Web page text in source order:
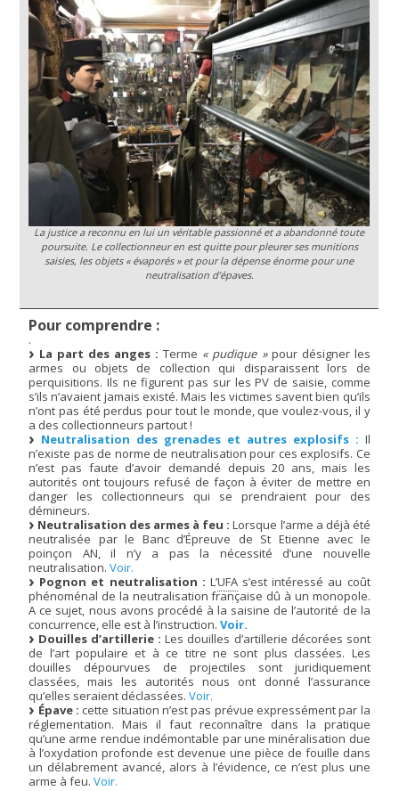
La justice a reconnu en lui un véritable passionné et a abandonné toute
poursuite. Le collectionneur en est quitte pour pleurer ses munitions
saisies, les objets « évaporés » et pour la dépense énorme pour une
neutralisation d’épaves.
Pour comprendre :
.
La part des anges :Terme « pudique »pour désigner les
armes ou objets de collection qui disparaissent lors de
perquisitions. Ils ne figurent pas sur les PV de saisie, comme
s’ils n’avaient jamais existé. Mais les victimes savent bien qu’ils
n’ont pas été perdus pour tout le monde, que voulez-vous, il y
a des collectionneurs partout !
Neutralisation des grenades et autres explosifs : Il
n’existe pas de norme de neutralisation pour ces explosifs. Ce
n’est pas faute d’avoir demandé depuis 20 ans, mais les
autorités ont toujours refusé de façon à éviter de mettre en
danger les collectionneurs qui se prendraient pour des
démineurs.
Neutralisation des armes à feu :Lorsque l’arme a déjà été
neutralisée par le Banc d’Épreuve de St Etienne avec le
poinçon AN, il n’y a pas la nécessité d’une nouvelle
neutralisation.Voir.
Pognon et neutralisation : L’UFAs’est intéressé au coût
phénoménal de la neutralisation française dû à un monopole.
A ce sujet, nous avons procédé à la saisine de l’autorité de la
concurrence, elle est à l’instruction.Voir.
Douilles d’artillerie :Les douilles d’artillerie décorées sont
de l’art populaire et à ce titre ne sont plus classées. Les
douilles dépourvues de projectiles sont juridiquement
classées, mais les autorités nous ont donné l’assurance
qu’elles seraient déclassées.Voir.
Épave : cette situation n’est pas prévue expressément par la
réglementation. Mais il faut reconnaître dans la pratique
qu’une arme rendue indémontable par une minéralisation due
à l’oxydation profonde est devenue une pièce de fouille dans
un délabrement avancé, alors à l’évidence, ce n’est plus une
arme à feu.Voir.